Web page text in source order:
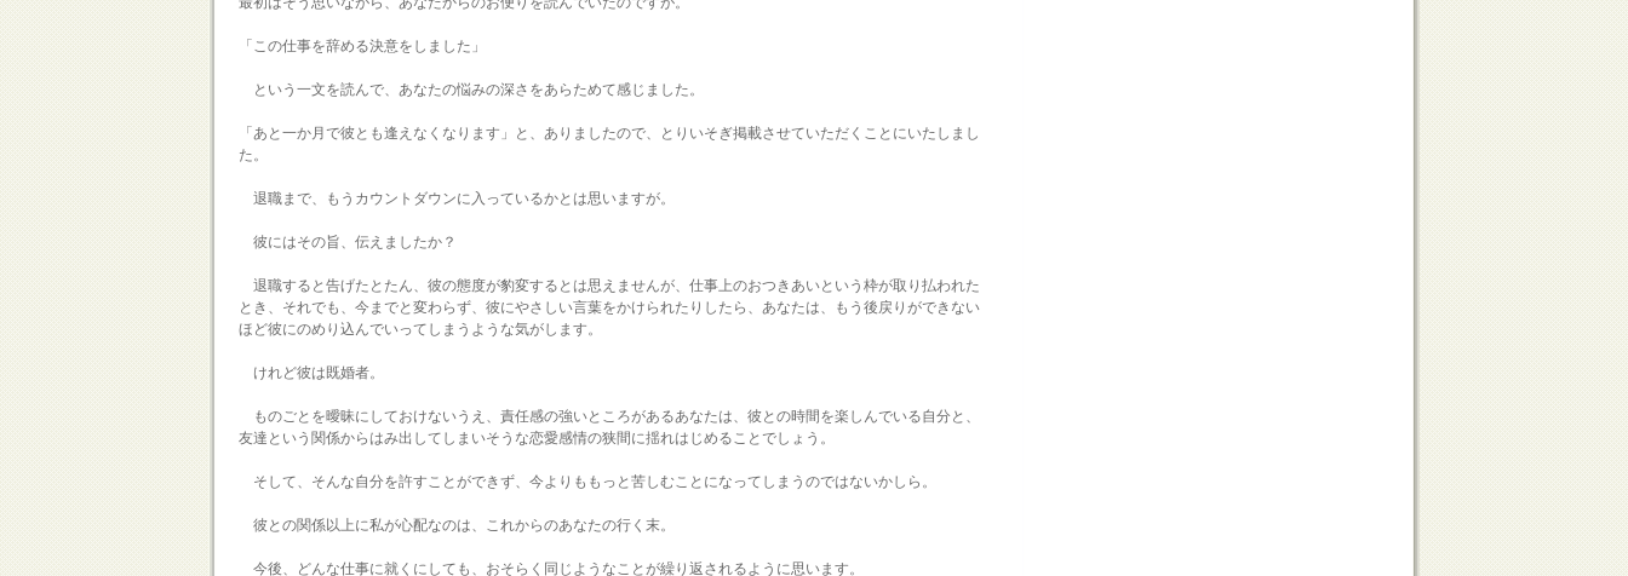
「この仕事を辞める決意をしました」
という一文を読んで、あなたの悩みの深さをあらためて感じました。
「あと一か月で彼とも逢えなくなります」と、ありましたので、とりいそぎ掲載させていただくことにいたしまし
た。
退職まで、もうカウントダウンに入っているかとは思いますが。
彼にはその旨、伝えましたか？
退職すると告げたとたん、彼の態度が豹変するとは思えませんが、仕事上のおつきあいという枠が取り払われた
とき、それでも、今までと変わらず、彼にやさしい言葉をかけられたりしたら、あなたは、もう後戻りができない
ほど彼にのめり込んでいってしまうような気がします。
けれど彼は既婚者。
ものごとを曖昧にしておけないうえ、責任感の強いところがあるあなたは、彼との時間を楽しんでいる自分と、
友達という関係からはみ出してしまいそうな恋愛感情の狭間に揺れはじめることでしょう。
そして、そんな自分を許すことができず、今よりももっと苦しむことになってしまうのではないかしら。
彼との関係以上に私が心配なのは、これからのあなたの行く末。
今後、どんな仕事に就くにしても、おそらく同じようなことが繰り返されるように思います。